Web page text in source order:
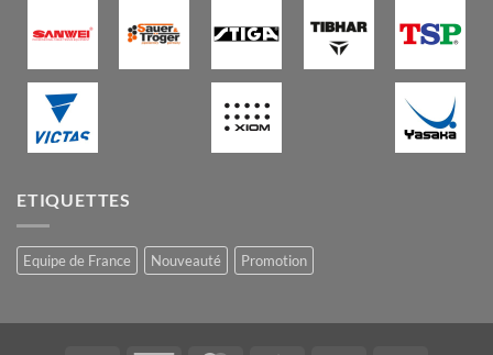
ETIQUETTES
Equipe de France Nouveauté Promotion